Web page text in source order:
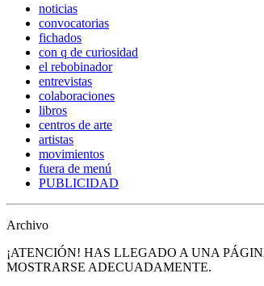
noticias
convocatorias
fichados
con q de curiosidad
el rebobinador
entrevistas
colaboraciones
libros
centros de arte
artistas
movimientos
fuera de menú
PUBLICIDAD
Archivo
¡ATENCIÓN! HAS LLEGADO A UNA
MOSTRARSE ADECUADAMENTE.